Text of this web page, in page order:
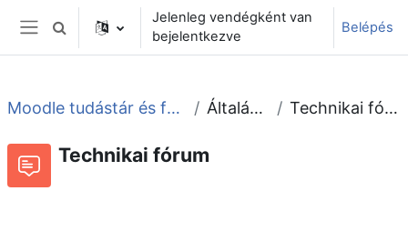
Tovább a fő tartalomhoz
Oldalpanel
Keresési bemeneti adatok váltása
Jelenleg vendégként van
bejelentkezve
Belépés
Moodle tudástár és fórum Általános Technikai fórum
Technikai fórum